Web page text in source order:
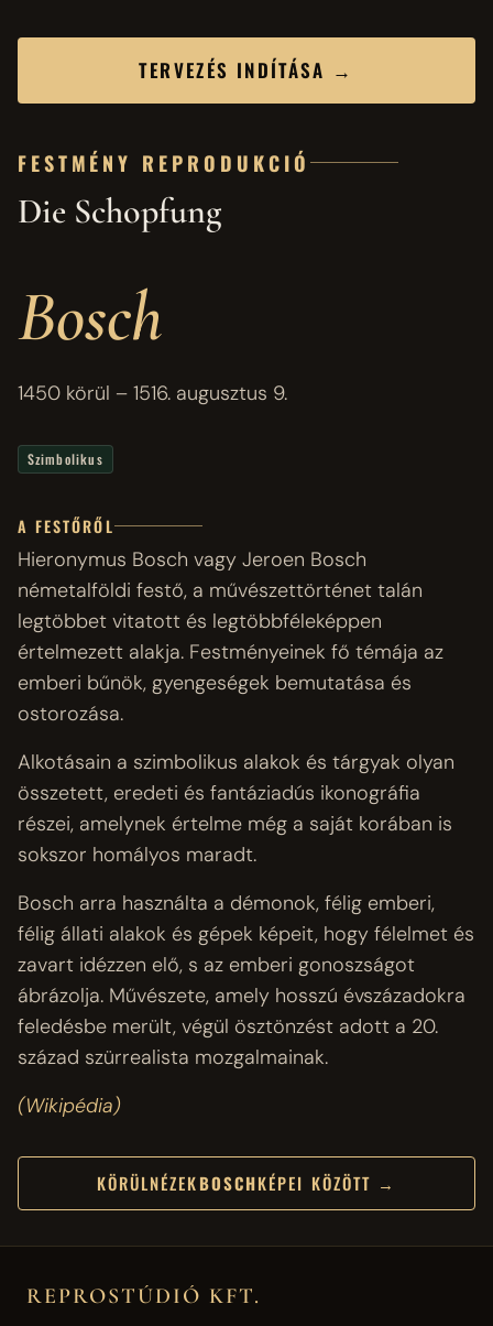
TERVEZÉS INDÍTÁSA →
FESTMÉNY REPRODUKCIÓ
Die Schopfung
Bosch
1450 körül – 1516. augusztus 9.
Szimbolikus
A FESTŐRŐL
Hieronymus Bosch vagy Jeroen Bosch
németalföldi festő, a művészettörténet talán
legtöbbet vitatott és legtöbbféleképpen
értelmezett alakja. Festményeinek fő témája az
emberi bűnök, gyengeségek bemutatása és
ostorozása.
Alkotásain a szimbolikus alakok és tárgyak olyan
összetett, eredeti és fantáziadús ikonográfia
részei, amelynek értelme még a saját korában is
sokszor homályos maradt.
Bosch arra használta a démonok, félig emberi,
félig állati alakok és gépek képeit, hogy félelmet és
zavart idézzen elő, s az emberi gonoszságot
ábrázolja. Művészete, amely hosszú évszázadokra
feledésbe merült, végül ösztönzést adott a 20.
század szürrealista mozgalmainak.
(Wikipédia)
KÖRÜLNÉZEKBOSCHKÉPEI KÖZÖTT →
REPROSTÚDIÓ KFT.